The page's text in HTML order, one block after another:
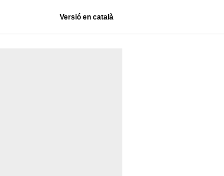
Versió en català